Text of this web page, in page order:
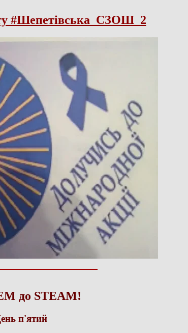
#Шепетівська_СЗОШ_2
до STEAM!
п'ятий